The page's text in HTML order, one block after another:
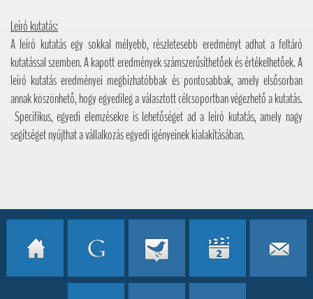
Leíró kutatás:
A leíró kutatás egy sokkal mélyebb, részletesebb eredményt adhat a feltáró
kutatással szemben. A kapott eredmények számszerűsíthetőek és értékelhetőek. A
leíró kutatás eredményei megbízhatóbbak és pontosabbak, amely elsősorban
annak köszönhető, hogy egyedileg a választott célcsoportban végezhető a kutatás.
Specifikus, egyedi elemzésekre is lehetőséget ad a leíró kutatás, amely nagy
segítséget nyújthat a vállalkozás egyedi igényeinek kialakításában.